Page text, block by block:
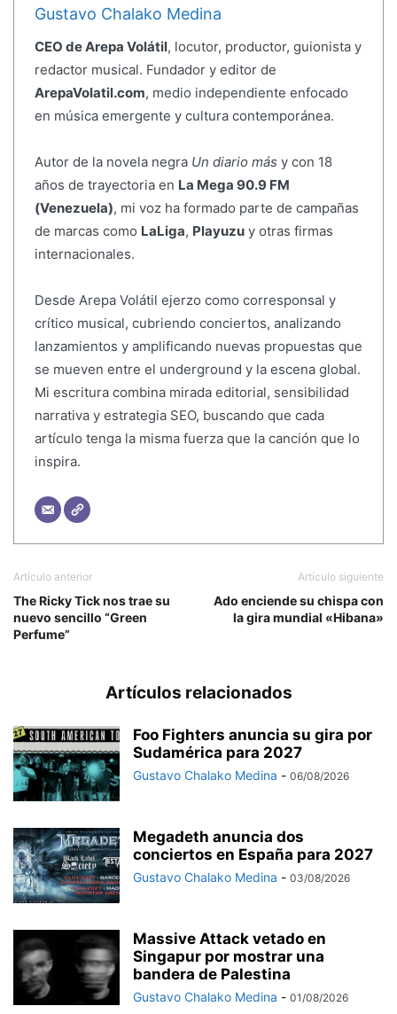
Gustavo Chalako Medina
CEO de Arepa Volátil, locutor, productor, guionista y
redactor musical. Fundador y editor de
ArepaVolatil.com, medio independiente enfocado
en música emergente y cultura contemporánea.
Autor de la novela negra Un diario más y con 18
años de trayectoria en La Mega 90.9 FM
(Venezuela), mi voz ha formado parte de campañas
de marcas como LaLiga, Playuzuy otras firmas
internacionales.
Desde Arepa Volátil ejerzo como corresponsal y
crítico musical, cubriendo conciertos, analizando
lanzamientos y amplificando nuevas propuestas que
se mueven entre el underground y la escena global.
Mi escritura combina mirada editorial, sensibilidad
narrativa y estrategia SEO, buscando que cada
artículo tenga la misma fuerza que la canción que lo
inspira.
Artículo anterior
The Ricky Tick nos trae su
nuevo sencillo “Green
Perfume”
Artículo siguiente
Ado enciende su chispa con
la gira mundial «Hibana»
Artículos relacionados
Foo Fighters anuncia su gira por
Sudamérica para 2027
Gustavo Chalako Medina - 06/08/2026
Megadeth anuncia dos
conciertos en España para 2027
Gustavo Chalako Medina - 03/08/2026
Massive Attack vetado en
Singapur por mostrar una
bandera de Palestina
Gustavo Chalako Medina - 01/08/2026